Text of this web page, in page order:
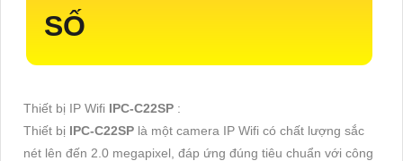
SỐ
Thiết bị IP Wifi IPC-C22SP :
Thiết bị IPC-C22SP là một camera IP Wifi có chất lượng sắc
nét lên đến 2.0 megapixel, đáp ứng đúng tiêu chuẩn với công